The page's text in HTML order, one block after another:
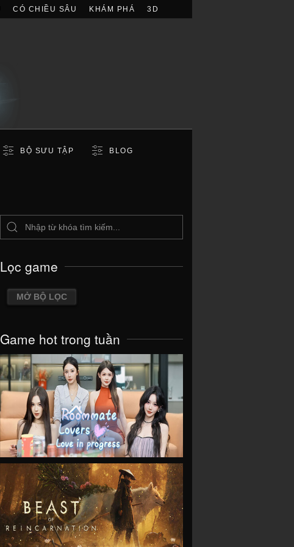
CÓ CHIỀU SÂU KHÁM PHÁ 3D
BỘ SƯU TẬP BLOG
Lọc game
MỞ BỘ LỌC
Game hot trong tuần
VIEW
VIEW